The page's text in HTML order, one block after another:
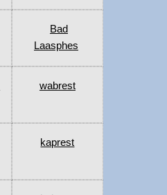
Bad
Laasphes
wabrest
kaprest